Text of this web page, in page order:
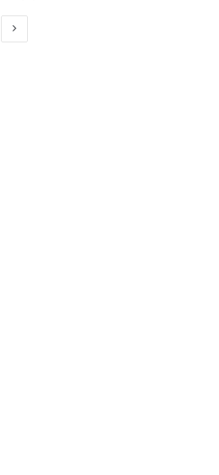
الصفحة